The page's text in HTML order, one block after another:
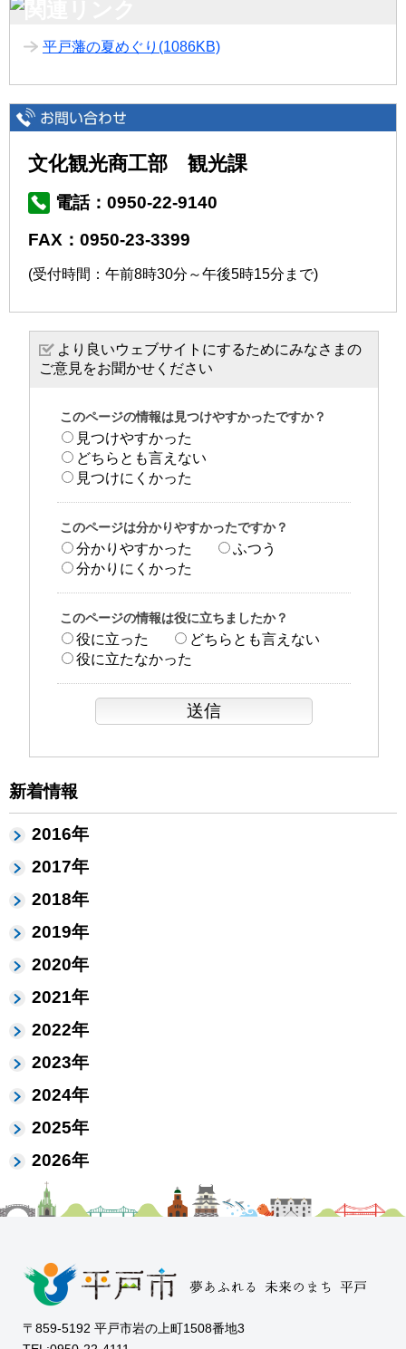
新着情報
2016年
2017年
2018年
2019年
2020年
2021年
2022年
2023年
2024年
2025年
2026年
平戸藩の夏めぐり (1086KB)
文化観光商工部 観光課
電話：0950-22-9140
FAX：0950-23-3399
(受付時間：午前8時30分～午後5時15分まで)
より良いウェブサイトにするためにみなさまの
ご意見をお聞かせください
このページの情報は見つけやすかったですか？
見つけやすかった
どちらとも言えない
見つけにくかった
このページは分かりやすかったですか？
分かりやすかった
ふつう
分かりにくかった
このページの情報は役に立ちましたか？
役に立った
どちらとも言えない
役に立たなかった
〒859-5192 平戸市岩の上町1508番地3